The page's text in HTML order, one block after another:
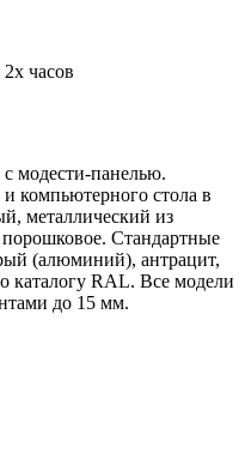
часов
модести-панелью.
компьютерного стола в
металлический из
Стандартные
(алюминий), антрацит,
каталогу RAL. Все модели
до 15 мм.